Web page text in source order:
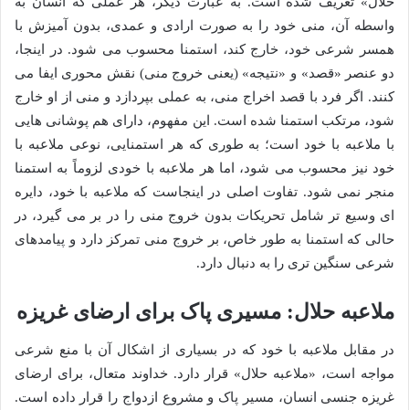
واسطه آن، منی خود را به صورت ارادی و عمدی، بدون آمیزش با
همسر شرعی خود، خارج کند، استمنا محسوب می شود. در اینجا،
دو عنصر «قصد» و «نتیجه» (یعنی خروج منی) نقش محوری ایفا می
کنند. اگر فرد با قصد اخراج منی، به عملی بپردازد و منی از او خارج
شود، مرتکب استمنا شده است. این مفهوم، دارای هم پوشانی هایی
با ملاعبه با خود است؛ به طوری که هر استمنایی، نوعی ملاعبه با
خود نیز محسوب می شود، اما هر ملاعبه با خودی لزوماً به استمنا
منجر نمی شود. تفاوت اصلی در اینجاست که ملاعبه با خود، دایره
ای وسیع تر شامل تحریکات بدون خروج منی را در بر می گیرد، در
حالی که استمنا به طور خاص، بر خروج منی تمرکز دارد و پیامدهای
شرعی سنگین تری را به دنبال دارد.
ملاعبه حلال: مسیری پاک برای ارضای غریزه
در مقابل ملاعبه با خود که در بسیاری از اشکال آن با منع شرعی
مواجه است، «ملاعبه حلال» قرار دارد. خداوند متعال، برای ارضای
غریزه جنسی انسان، مسیر پاک و مشروع ازدواج را قرار داده است.